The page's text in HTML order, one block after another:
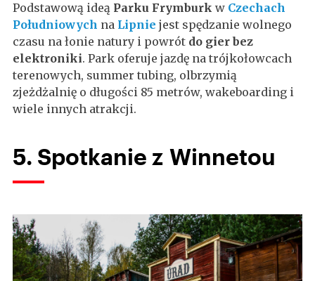
Podstawową ideą Parku Frymburk w Czechach
Południowych na Lipnie jest spędzanie wolnego
czasu na łonie natury i powrót do gier bez
elektroniki. Park oferuje jazdę na trójkołowcach
terenowych, summer tubing, olbrzymią
zjeżdżalnię o długości 85 metrów, wakeboarding i
wiele innych atrakcji.
5. Spotkanie z Winnetou